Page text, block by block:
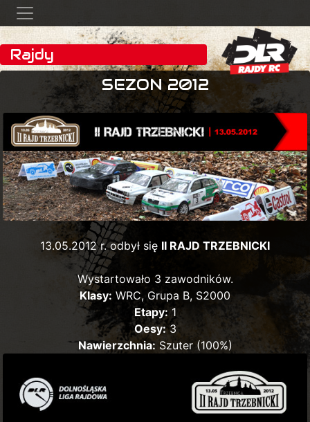
Rajdy
SEZON 2012
13.05.2012 r. odbył się II RAJD TRZEBNICKI
Wystartowało 3 zawodników.
Klasy: WRC, Grupa B, S2000
Etapy: 1
Oesy:3
Nawierzchnia: Szuter (100%)